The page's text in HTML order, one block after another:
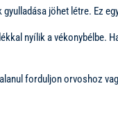
jöhet létre. Ez
nyílik a vékonybélbe.
forduljon orvoshoz